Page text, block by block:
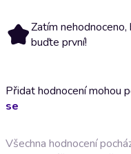
Zatím
buďte první!
Přidat hodnocení mohou
se
Všechna hodnocení